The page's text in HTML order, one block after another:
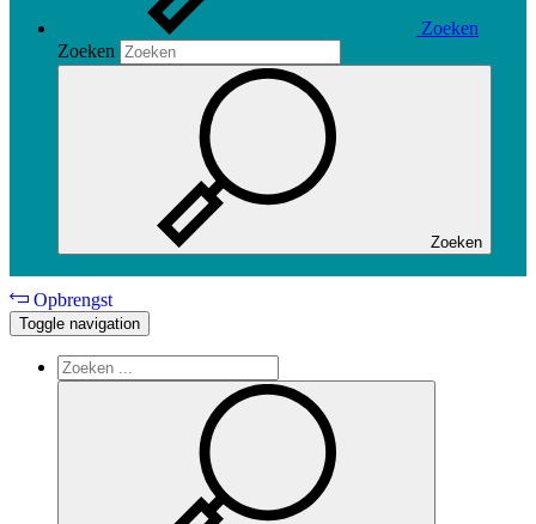
Zoeken
Zoeken
Zoeken
Opbrengst
Toggle navigation